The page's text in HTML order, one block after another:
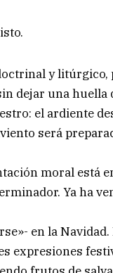
y
dejar una
el ardiente
será
moral está
Ya ha
en la
expresiones